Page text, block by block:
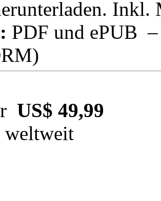
Inkl.
PDF und ePUB
US$ 49,99
weltweit